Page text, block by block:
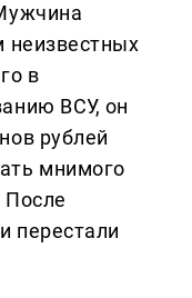
неизвестных
в
ВСУ, он
рублей
мнимого
После
перестали